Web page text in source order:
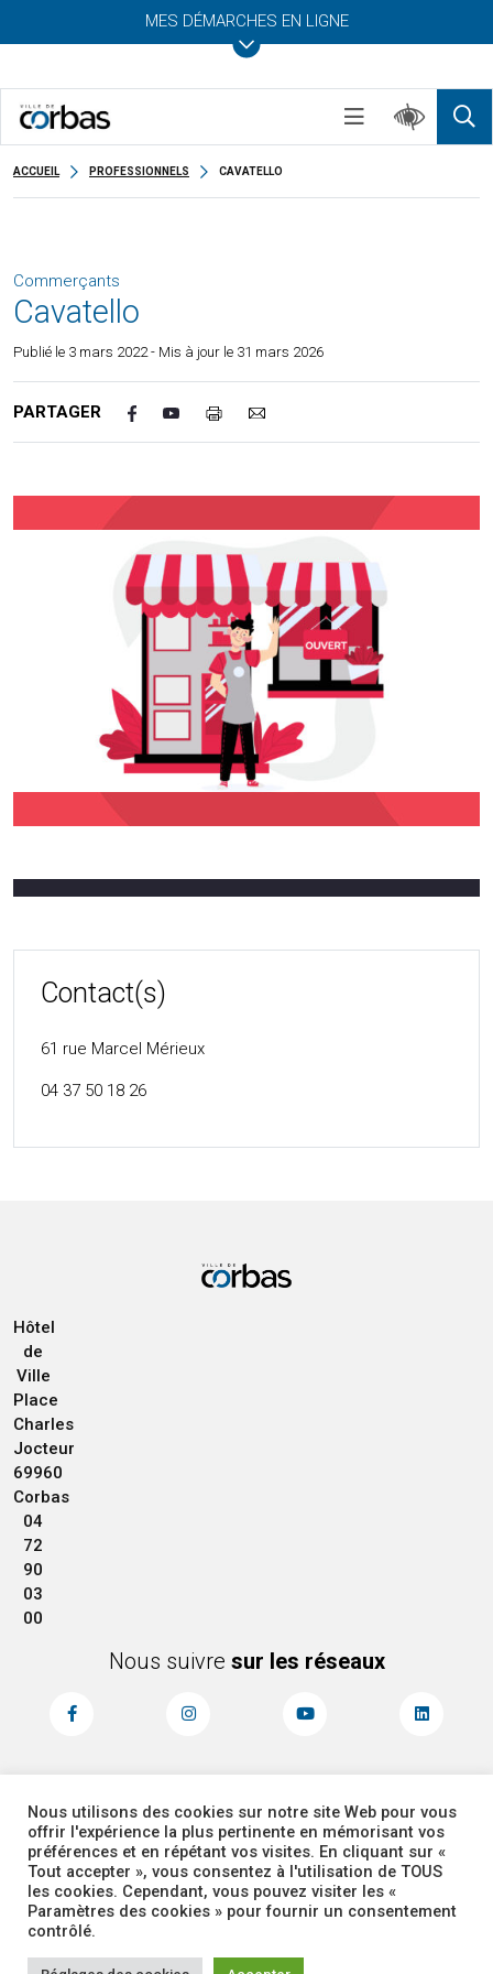
MES DÉMARCHES EN LIGNE
ACCUEIL PROFESSIONNELS CAVATELLO
Commerçants
Cavatello
Publié le 3 mars 2022- Mis à jour le 31 mars 2026
PARTAGER
Contact(s)
61 rue Marcel Mérieux
04 37 50 18 26
Hôtel
de
Ville
Place
Charles
Jocteur
69960
Corbas
04
72
90
03
00
Nous suivre sur les réseaux
MENTIONS LÉGALES
PLAN DU SITE
ACCESSIBILITÉ
ADMINISTRATEUR
COOKIES
Nous utilisons des cookies sur notre site Web pour vous
offrir l'expérience la plus pertinente en mémorisant vos
préférences et en répétant vos visites. En cliquant sur «
Tout accepter », vous consentez à l'utilisation de TOUS
les cookies. Cependant, vous pouvez visiter les «
Paramètres des cookies » pour fournir un consentement
contrôlé.